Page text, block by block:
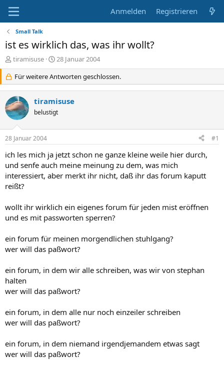
Anmelden Registrieren
Small Talk
ist es wirklich das, was ihr wollt?
E
r
s
t
e
l
l
e
r
tiramisuse
E
r
s
t
l
l
a
28 Januar 2004
Für weitere Antworten geschlossen.
tiramisuse
belustigt
28 Januar 2004 #1
ich les mich ja jetzt schon ne ganze kleine weile hier durch,
und senfe auch meine meinung zu dem, was mich
interessiert, aber merkt ihr nicht, daß ihr das forum kaputt
reißt?
wollt ihr wirklich ein eigenes forum für jeden mist eröffnen
und es mit passworten sperren?
ein forum für meinen morgendlichen stuhlgang?
wer will das paßwort?
ein forum, in dem wir alle schreiben, was wir von stephan
halten
wer will das paßwort?
ein forum, in dem alle nur noch einzeiler schreiben
wer will das paßwort?
ein forum, in dem niemand irgendjemandem etwas sagt
wer will das paßwort?